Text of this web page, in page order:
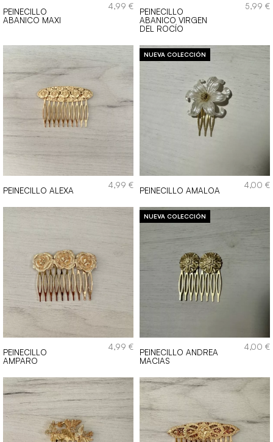
PEINECILLO
ABANICO MAXI
4,99 €
PEINECILLO
ABANICO VIRGEN
DEL ROCÍO
5,99 €
PEINECILLO ALEXA
4,99 €
PEINECILLO AMALOA
4,00 €
PEINECILLO
AMPARO
4,99 €
PEINECILLO ANDREA
MACIAS
4,00 €